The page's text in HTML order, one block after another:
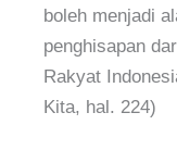
boleh menjadi
penghisapan
Rakyat
Kita, hal. 224)